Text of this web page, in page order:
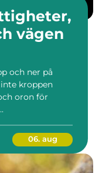
vägen
och ner på
kroppen
oron för
06. aug